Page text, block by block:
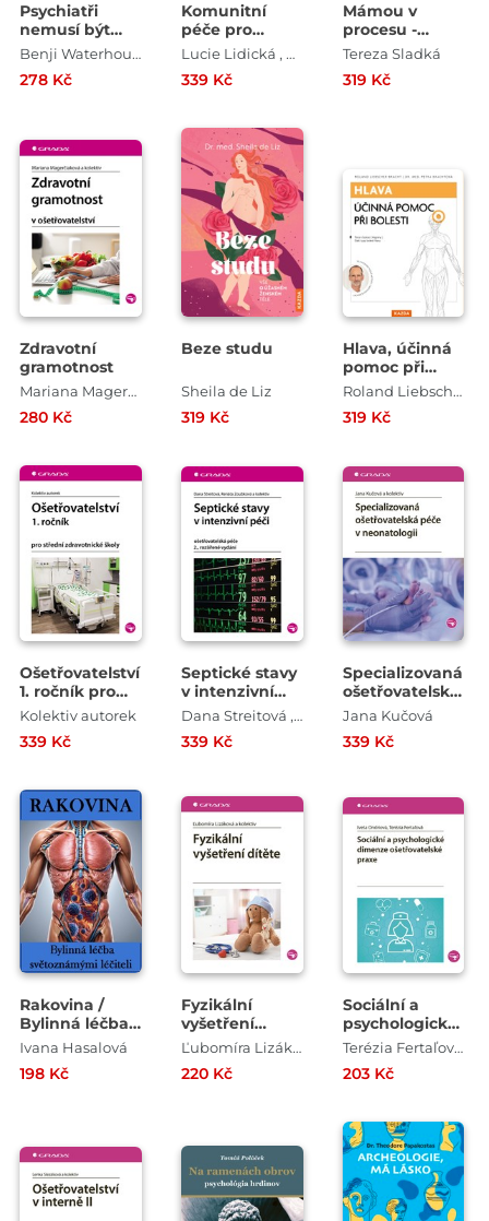
Psychiatři
nemusí být
blázni (ale
někdy to
pomůže)
Benji Waterhouse
278 Kč
Komunitní
péče pro
nelékařské
zdravotnické
obory
Lucie Lidická , Eva Jandová , Martina Dingová Šliková
339 Kč
Mámou v
procesu -
Deník o
cesty v
Tereza Sladká
319 Kč
Zdravotní
gramotnost
Mariana Magerčiaková
280 Kč
Beze studu
Sheila de Liz
319 Kč
Hlava, účinná
pomoc při
bolesti
Roland Liebscher-Bracht
319 Kč
Ošetřovatelství
1. ročník pro
střední
školy
Kolektiv autorek
339 Kč
Septické stavy
v intenzivní
péči -
ošetřovatelská
péče, 2.,
Dana Streitová , Renáta Zoubková
339 Kč
Specializovaná
ošetřovatelská
péče v
Jana Kučová
339 Kč
Rakovina /
Bylinná léčba
světoznámými
Ivana Hasalová
198 Kč
Fyzikální
vyšetření
dítěte
Ľubomíra Lizáková
220 Kč
Sociální a
psychologické
dimenze
praxe
Terézia Fertaľová , Iveta Ondriová
203 Kč